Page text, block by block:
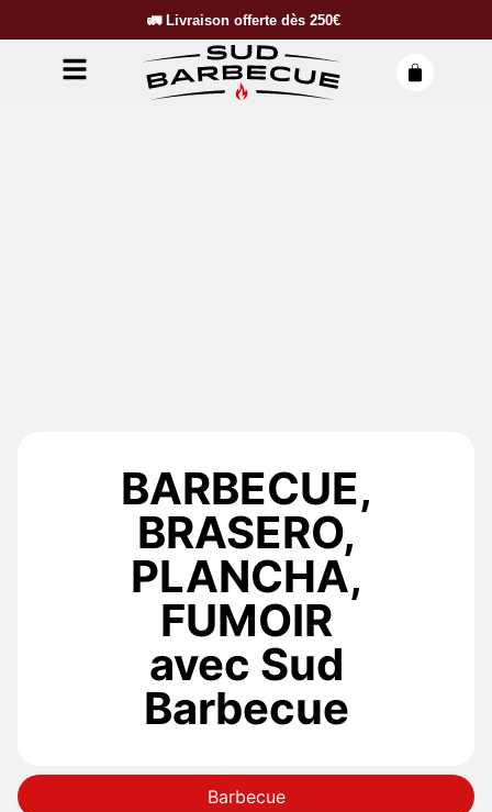
🚛 Livraison offerte dès 250€
BARBECUE,
BRASERO,
PLANCHA,
FUMOIR
avec Sud
Barbecue
Barbecue